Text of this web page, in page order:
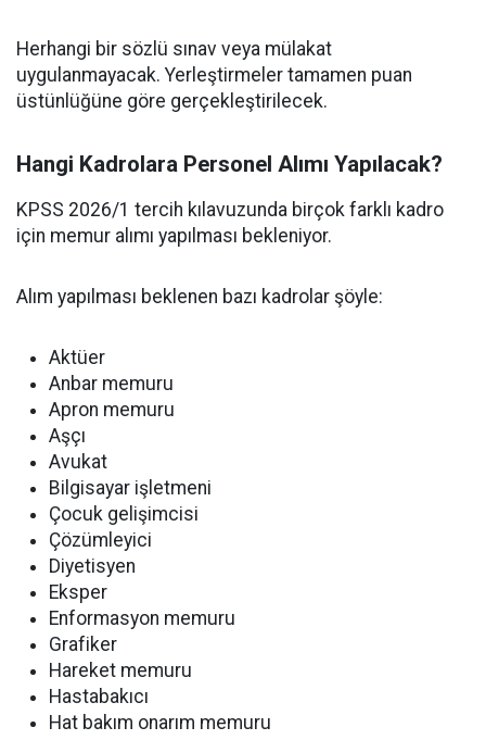
Herhangi bir sözlü sınav veya mülakat
uygulanmayacak. Yerleştirmeler tamamen puan
üstünlüğüne göre gerçekleştirilecek.
Hangi Kadrolara Personel Alımı Yapılacak?
KPSS 2026/1 tercih kılavuzunda birçok farklı kadro
için memur alımı yapılması bekleniyor.
Alım yapılması beklenen bazı kadrolar şöyle:
Aktüer
Anbar memuru
Apron memuru
Aşçı
Avukat
Bilgisayar işletmeni
Çocuk gelişimcisi
Çözümleyici
Diyetisyen
Eksper
Enformasyon memuru
Grafiker
Hareket memuru
Hastabakıcı
Hat bakım onarım memuru